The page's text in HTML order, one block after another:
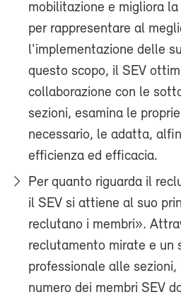
mobilitazione e migliora
per rappresentare al
l'implementazione delle
questo scopo, il SEV
collaborazione con le
sezioni, esamina le
necessario, le adatta,
efficienza ed efficacia.
Per quanto riguarda il
il SEV si attiene al suo
reclutano i membri».
reclutamento mirate e un
professionale alle
numero dei membri SEV